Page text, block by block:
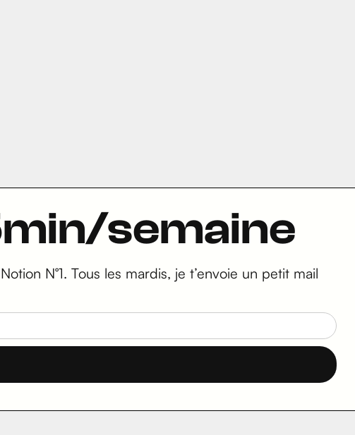
semaine
N°1. Tous les mardis, je t’envoie un petit mail